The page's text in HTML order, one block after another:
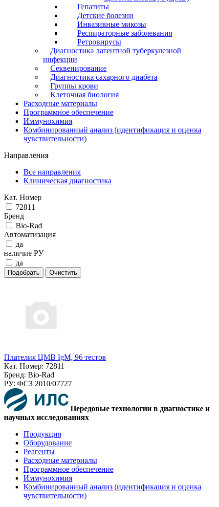
Гепатиты
Детские болезни
Инвазивные микозы
Респираторные заболевания
Ретровирусы
Диагностика латентной туберкулезной
инфекции
Секвенирование
Диагностика сахарного диабета
Группы крови
Клеточная биология
Расходные материалы
Программное обеспечение
Иммунохимия
Комбинированный анализ (идентификация и оценка
чувствительности)
Направления
Все направления
Клиническая диагностика
Кат. Номер
72811
Бренд
Bio-Rad
Автоматизация
да
наличие РУ
да
Плателия ЦМВ IgM, 96 тестов
Кат. Номер: 72811
Бренд: Bio-Rad
РУ: ФСЗ 2010/07727
Передовые технологии в диагностике и
научных исследованиях
Продукция
Оборудование
Реагенты
Расходные материалы
Программное обеспечение
Иммунохимия
Комбинированный анализ (идентификация и оценка
чувствительности)